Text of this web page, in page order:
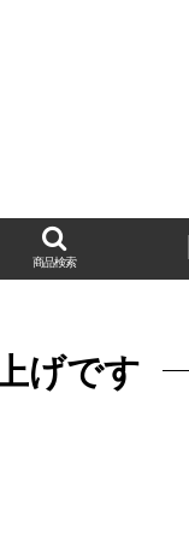
商品検索
げです